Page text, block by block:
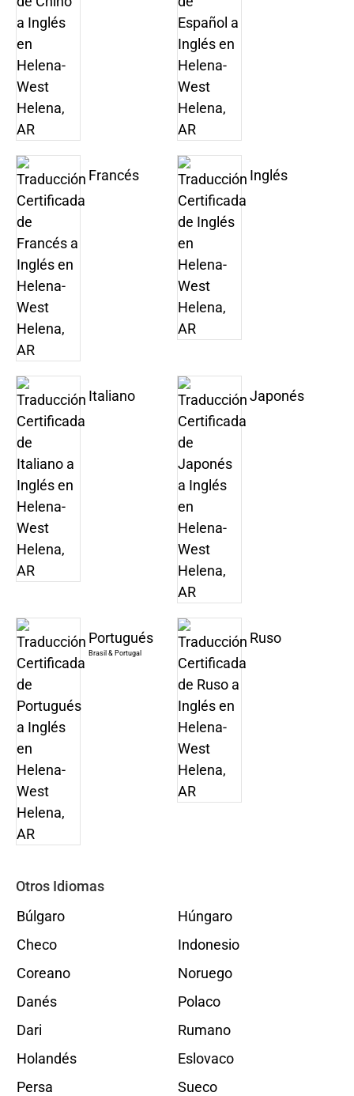
Francés Inglés
Italiano Japonés
Portugués
Brasil & Portugal
Ruso
Otros Idiomas
Búlgaro
Checo
Coreano
Danés
Dari
Holandés
Persa
Húngaro
Indonesio
Noruego
Polaco
Rumano
Eslovaco
Sueco